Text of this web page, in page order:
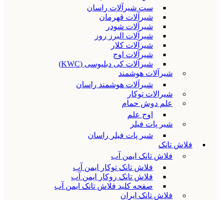
ست شیرآلات راسان
شیرآلات قهرمان
شیرآلات شودر
شیرآلات البرز روز
شیرآلات کلار
شیرآلات اوج
شیرآلات کی دبلیوسی (KWC)
شیرآلات هوشمند
شیرآلات هوشمند راسان
شیرالات توکار
علم دوش حمام
اوج علم
شیر پات فیلر
شیر پات فیلر راسان
فلاش تانک
فلاش تانک ایمن آب
فلاش تانک توکار ایمن آب
فلاش تانک روکار ایمن آب
صفحه کلید فلاش تانک ایمن آب
فلاش تانک ایران